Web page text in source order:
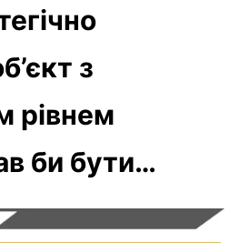
з
рівнем
би бути…